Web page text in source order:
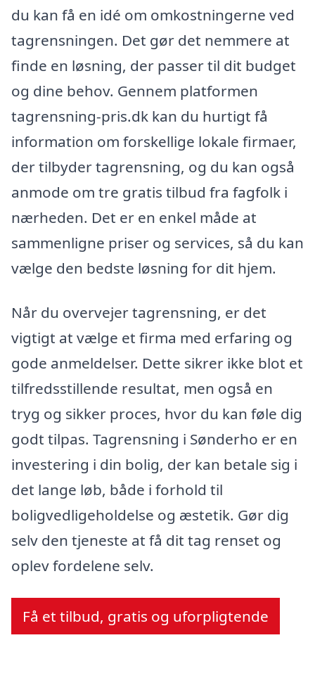
du kan få en idé om omkostningerne ved
tagrensningen. Det gør det nemmere at
finde en løsning, der passer til dit budget
og dine behov. Gennem platformen
tagrensning-pris.dk kan du hurtigt få
information om forskellige lokale firmaer,
der tilbyder tagrensning, og du kan også
anmode om tre gratis tilbud fra fagfolk i
nærheden. Det er en enkel måde at
sammenligne priser og services, så du kan
vælge den bedste løsning for dit hjem.
Når du overvejer tagrensning, er det
vigtigt at vælge et firma med erfaring og
gode anmeldelser. Dette sikrer ikke blot et
tilfredsstillende resultat, men også en
tryg og sikker proces, hvor du kan føle dig
godt tilpas. Tagrensning i Sønderho er en
investering i din bolig, der kan betale sig i
det lange løb, både i forhold til
boligvedligeholdelse og æstetik. Gør dig
selv den tjeneste at få dit tag renset og
oplev fordelene selv.
Få et tilbud, gratis og uforpligtende